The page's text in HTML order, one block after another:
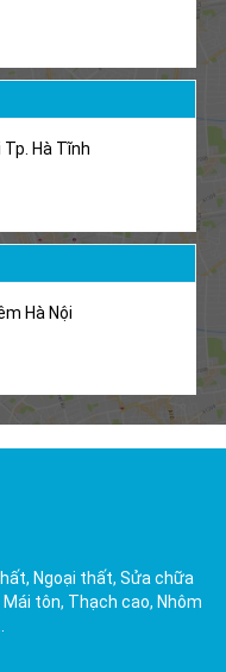
Tp. Hà Tĩnh
Hà Nội
Ngoại thất, Sửa chữa
tôn, Thạch cao, Nhôm